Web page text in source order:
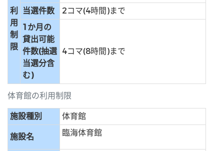
利
用
制
限
当選件数
2コマ(4時間)まで
1か月の
貸出可能
件数(抽選
当選分含
む)
4コマ(8時間)まで
体育館の利用制限
施設種別
体育館
施設名
臨海体育館